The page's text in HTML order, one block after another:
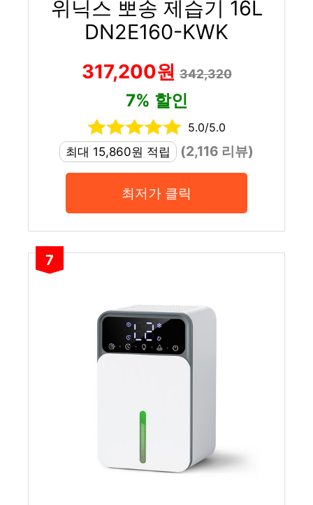
위닉스 뽀송 제습기 16L
DN2E160-KWK
317,200원342,320
7% 할인
5.0/5.0
최대 15,860원 적립
(2,116 리뷰)
최저가 클릭
7